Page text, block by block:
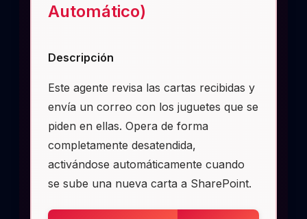
Automático)
Descripción
Este agente revisa las cartas recibidas y
envía un correo con los juguetes que se
piden en ellas. Opera de forma
completamente desatendida,
activándose automáticamente cuando
se sube una nueva carta a SharePoint.